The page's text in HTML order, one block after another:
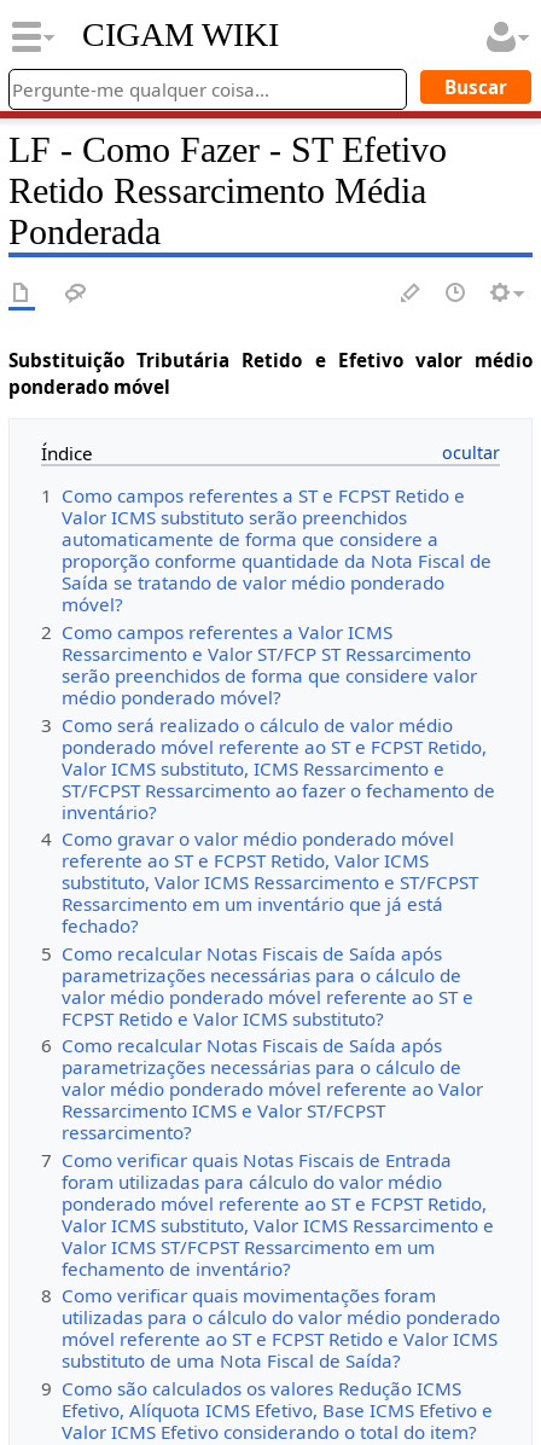
CIGAM WIKI
LF - Como Fazer - ST Efetivo
Retido Ressarcimento Média
Ponderada
Substituição Tributária Retido e Efetivo valor médio
ponderado móvel
Índice
1 Como campos referentes a ST e FCPST Retido e
Valor ICMS substituto serão preenchidos
automaticamente de forma que considere a
proporção conforme quantidade da Nota Fiscal de
Saída se tratando de valor médio ponderado
móvel?
2 Como campos referentes a Valor ICMS
Ressarcimento e Valor ST/FCP ST Ressarcimento
serão preenchidos de forma que considere valor
médio ponderado móvel?
3 Como será realizado o cálculo de valor médio
ponderado móvel referente ao ST e FCPST Retido,
Valor ICMS substituto, ICMS Ressarcimento e
ST/FCPST Ressarcimento ao fazer o fechamento de
inventário? ​
4 Como gravar o valor médio ponderado móvel
referente ao ST e FCPST Retido, Valor ICMS
substituto, Valor ICMS Ressarcimento e ST/FCPST
Ressarcimento em um inventário que já está
fechado?
5 Como recalcular Notas Fiscais de Saída após
parametrizações necessárias para o cálculo de
valor médio ponderado móvel referente ao ST e
FCPST Retido e Valor ICMS substituto?
6 Como recalcular Notas Fiscais de Saída após
parametrizações necessárias para o cálculo de
valor médio ponderado móvel referente ao Valor
Ressarcimento ICMS e Valor ST/FCPST
ressarcimento?
7 Como verificar quais Notas Fiscais de Entrada
foram utilizadas para cálculo do valor médio
ponderado móvel referente ao ST e FCPST Retido,
Valor ICMS substituto, Valor ICMS Ressarcimento e
Valor ICMS ST/FCPST Ressarcimento em um
fechamento de inventário?
8 Como verificar quais movimentações foram
utilizadas para o cálculo do valor médio ponderado
móvel referente ao ST e FCPST Retido e Valor ICMS
substituto de uma Nota Fiscal de Saída?
9 Como são calculados os valores Redução ICMS
Efetivo, Alíquota ICMS Efetivo, Base ICMS Efetivo e
Valor ICMS Efetivo considerando o total do item?